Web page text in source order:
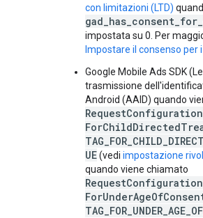
con limitazioni (LTD)
impostata su 0. Per
Impostare il consenso per
Google Mobile Ads SDK
trasmissione
Android (AAID) quando
UE(vedi impostazione
quando viene chiamato